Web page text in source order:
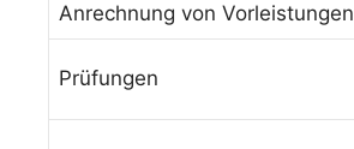
Anrechnung von Vorleistungen
Prüfungen